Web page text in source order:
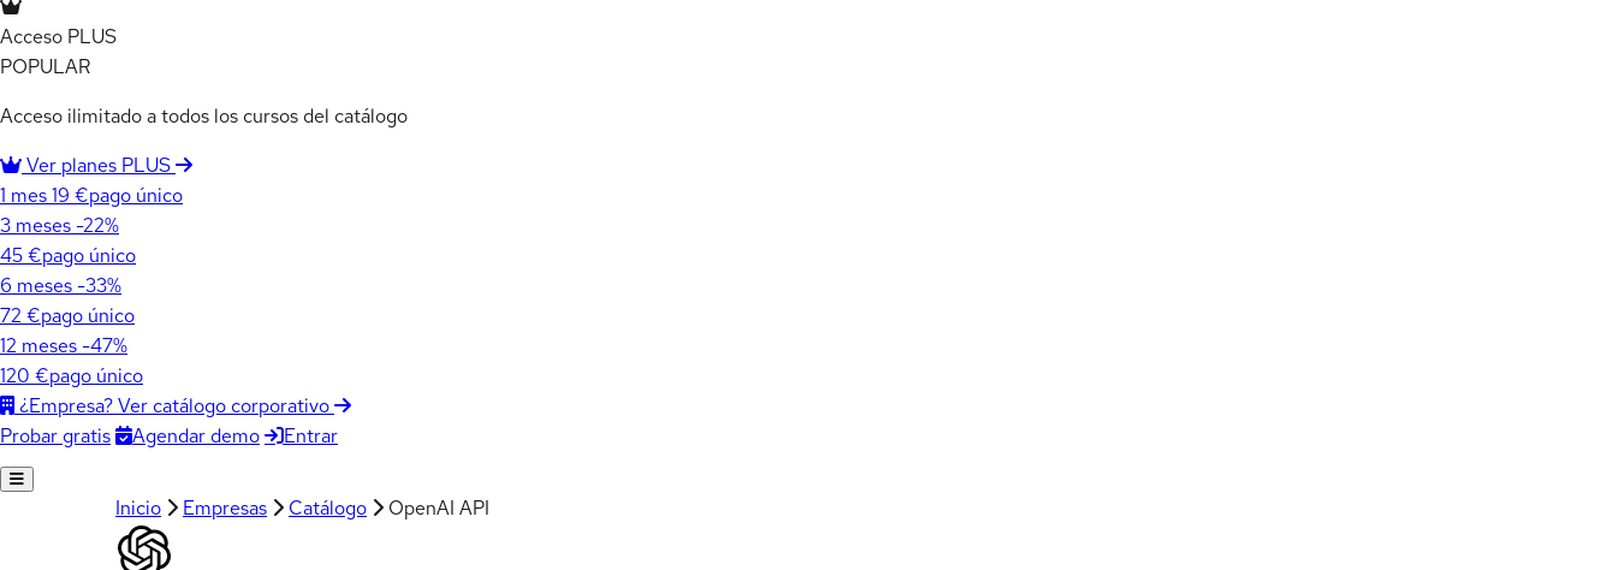
Acceso PLUS
POPULAR
Acceso ilimitado a todos los cursos del catálogo
Ver planes PLUS
1 mes19 €pago único
3 meses -22%
45 €pago único
6 meses -33%
72 €pago único
12 meses -47%
120 €pago único
¿Empresa? Ver catálogo corporativo
Probar gratis
Agendar demo Entrar
Inicio Empresas Catálogo OpenAI API